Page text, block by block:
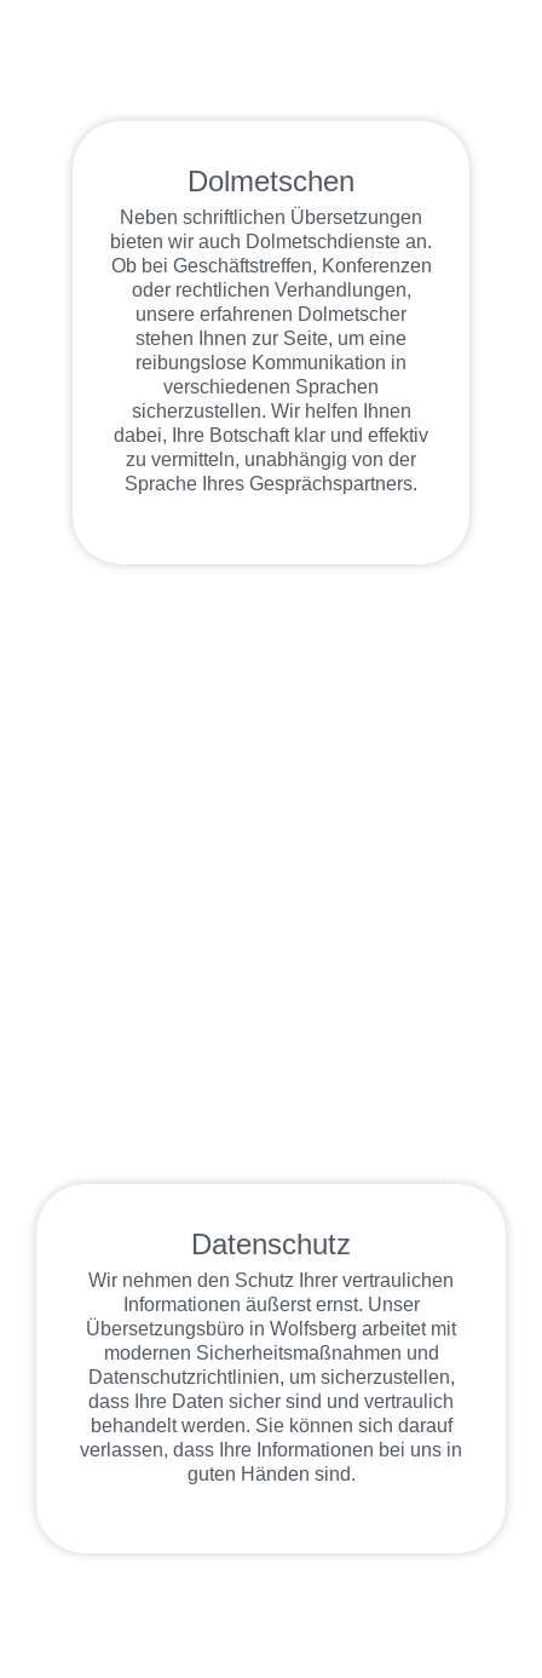
Dolmetschen
Neben schriftlichen Übersetzungen
bieten wir auch Dolmetschdienste an.
Ob bei Geschäftstreffen, Konferenzen
oder rechtlichen Verhandlungen,
unsere erfahrenen Dolmetscher
stehen Ihnen zur Seite, um eine
reibungslose Kommunikation in
verschiedenen Sprachen
sicherzustellen. Wir helfen Ihnen
dabei, Ihre Botschaft klar und effektiv
zu vermitteln, unabhängig von der
Sprache Ihres Gesprächspartners.
Datenschutz
Wir nehmen den Schutz Ihrer vertraulichen
Informationen äußerst ernst. Unser
Übersetzungsbüro in Wolfsberg arbeitet mit
modernen Sicherheitsmaßnahmen und
Datenschutzrichtlinien, um sicherzustellen,
dass Ihre Daten sicher sind und vertraulich
behandelt werden. Sie können sich darauf
verlassen, dass Ihre Informationen bei uns in
guten Händen sind.